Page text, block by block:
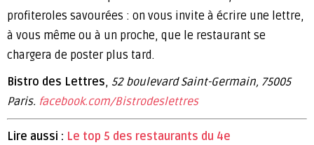
profiteroles savourées : on vous invite à écrire une lettre,
à vous même ou à un proche, que le restaurant se
chargera de poster plus tard.
Bistro des Lettres, 52 boulevard Saint-Germain, 75005
Paris. facebook.com/Bistrodeslettres
Lire aussi : Le top 5 des restaurants du 4e